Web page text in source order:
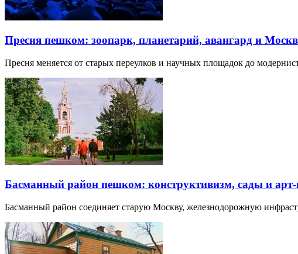
Пресня пешком: зоопарк, планетарий, авангард и
Пресня меняется от старых переулков и научных площадок до
Басманный район пешком: конструктивизм, сады и
Басманный район соединяет старую Москву, железнодорожную